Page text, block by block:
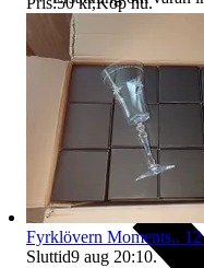
Fyrklövern Moments..
Sluttid9 aug 20:10.